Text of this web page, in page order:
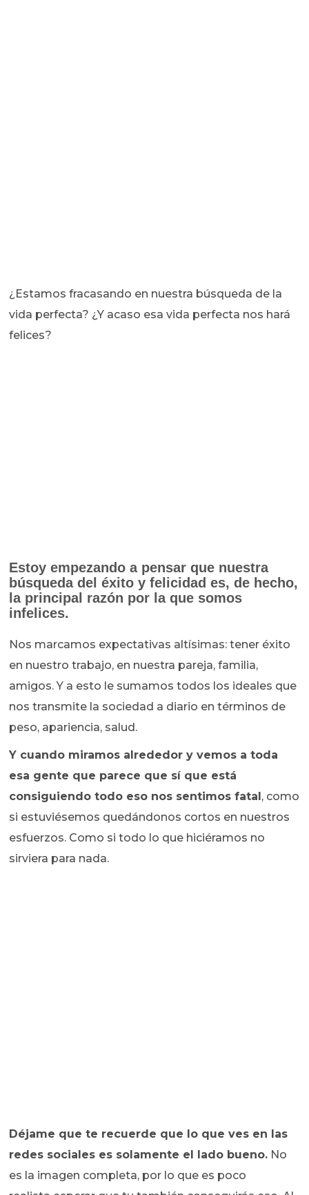
¿Estamos fracasando en nuestra búsqueda de la
vida perfecta? ¿Y acaso esa vida perfecta nos hará
felices?
Estoy empezando a pensar que nuestra
búsqueda del éxito y felicidad es, de hecho,
la principal razón por la que somos
infelices.
Nos marcamos expectativas altísimas: tener éxito
en nuestro trabajo, en nuestra pareja, familia,
amigos. Y a esto le sumamos todos los ideales que
nos transmite la sociedad a diario en términos de
peso, apariencia, salud.
Y cuando miramos alrededor y vemos a toda
esa gente que parece que sí que está
consiguiendo todo eso nos sentimos fatal , como
si estuviésemos quedándonos cortos en nuestros
esfuerzos. Como si todo lo que hiciéramos no
sirviera para nada.
Déjame que te recuerde que lo que ves en las
redes sociales es solamente el lado bueno. No
es la imagen completa, por lo que es poco